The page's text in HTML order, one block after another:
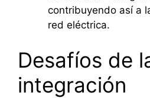
contribuyendo así a
red eléctrica.
Desafíos de
integración